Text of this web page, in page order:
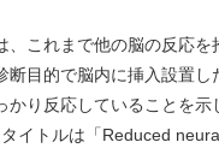
これまで他の脳の反応
断目的で脳内に挿入設置
り反応していることを
イトルは「Reduced